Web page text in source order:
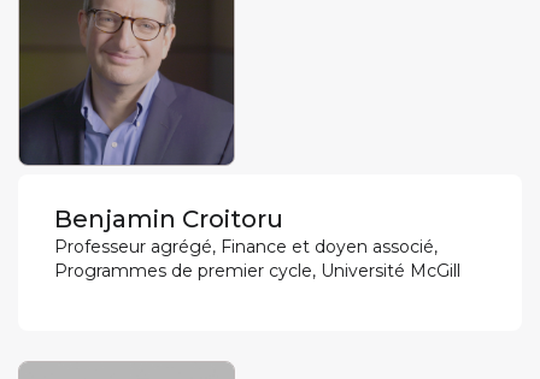
Benjamin Croitoru
Professeur agrégé, Finance et doyen associé,
Programmes de premier cycle, Université McGill